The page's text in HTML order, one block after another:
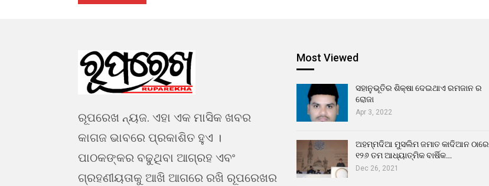
ରୂପରେଖ ନ୍ୟଜ. ଏହା ଏକ ମାସିକ ଖବର
କାଗଜ ଭାବରେ ପ୍ରକାଶିତ ହୁଏ ।
ପାଠକଙ୍କର ବଢୁଥିବା ଆଗ୍ରହ ଏବଂ
ଗ୍ରହଣୀୟତାକୁ ଆଖି ଆଗରେ ରଖି ରୂପରେଖର
Most Viewed
ସହାନୁଭୂତିର ଶିକ୍ଷା ଦେଇଥାଏ ରମଜାନ ର
ରୋଜା
Apr 3, 2022
ଅହମ୍ମଦିଆ ମୁସଲିମ ଜମାତ କାଦିଆନ ଠାରେ
୧୨୬ ତମ ଆଧ୍ୟାତ୍ମିକ ବାର୍ଷିକ…
Dec 26, 2021